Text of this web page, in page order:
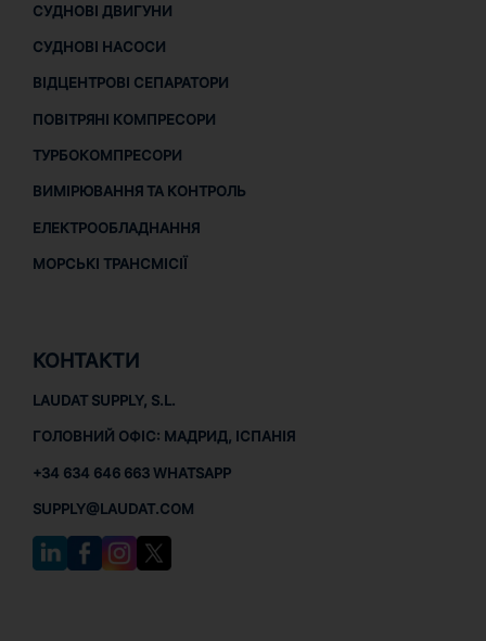
СУДНОВІ ДВИГУНИ
СУДНОВІ НАСОСИ
ВІДЦЕНТРОВІ СЕПАРАТОРИ
ПОВІТРЯНІ КОМПРЕСОРИ
ТУРБОКОМПРЕСОРИ
ВИМІРЮВАННЯ ТА КОНТРОЛЬ
ЕЛЕКТРООБЛАДНАННЯ
МОРСЬКІ ТРАНСМІСІЇ
КОНТАКТИ
LAUDAT SUPPLY, S.L.
ГОЛОВНИЙ ОФІС: МАДРИД, ІСПАНІЯ
+34 634 646 663 WHATSAPP
SUPPLY@LAUDAT.COM